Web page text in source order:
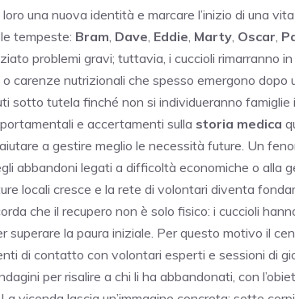
loro una nuova identità e marcare l’inizio di una
tempeste: Bram, Dave, Eddie, Marty, Oscar,
problemi gravi; tuttavia, i cuccioli rimarranno
carenze nutrizionali che spesso emergono dopo
sotto tutela finché non si individueranno famiglie
e accertamenti sulla storia medica
a gestire meglio le necessità future. Un
abbandoni legati a difficoltà economiche o alla
locali cresce e la rete di volontari diventa
che il recupero non è solo fisico: i cuccioli
superare la paura iniziale. Per questo motivo il
di contatto con volontari esperti e sessioni di
per risalire a chi li ha abbandonati, con